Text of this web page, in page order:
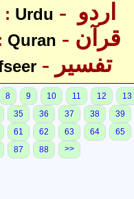
: Urdu
Quran - قرآن
- تفسیر
8 9 10 11 12
13
35 36 37 38
39
61 62 63 64
65
87 88 >>